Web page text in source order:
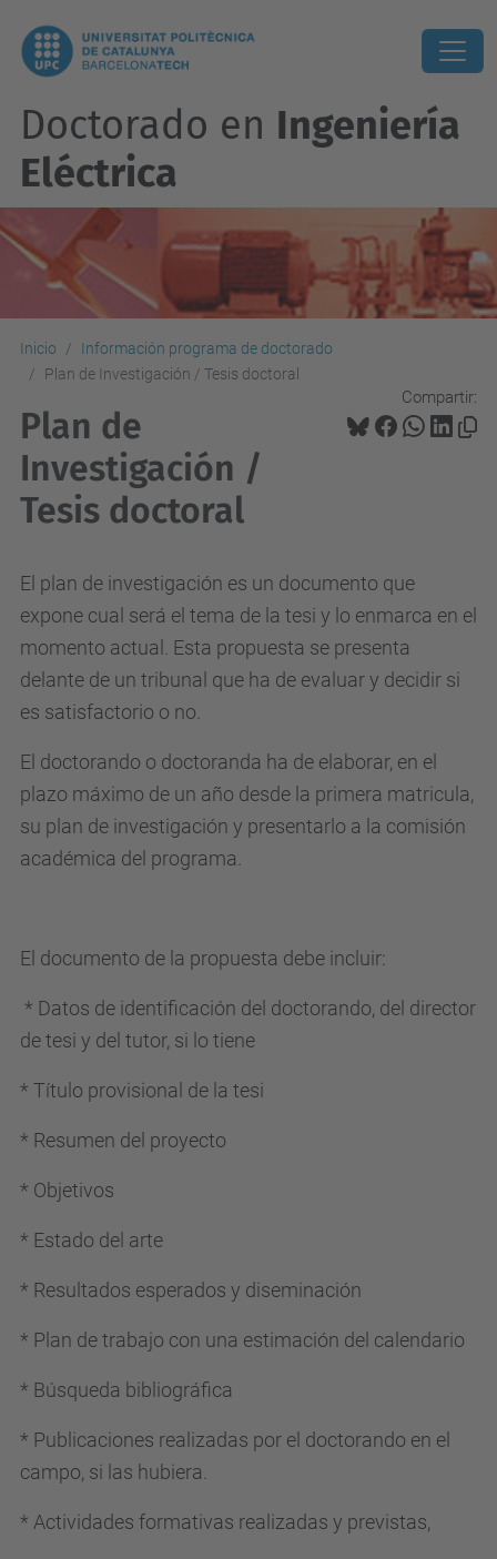
Doctorado en Ingeniería
Eléctrica
Inicio
Información programa de doctorado
Plan de Investigación / Tesis doctoral
Compartir:
Plan de
Investigación /
Tesis doctoral
El plan de investigación es un documento que
expone cual será el tema de la tesi y lo enmarca en el
momento actual. Esta propuesta se presenta
delante de un tribunal que ha de evaluar y decidir si
es satisfactorio o no.
El doctorando o doctoranda ha de elaborar, en el
plazo máximo de un año desde la primera matricula,
su plan de investigación y presentarlo a la comisión
académica del programa.
El documento de la propuesta debe incluir:
* Datos de identificación del doctorando, del director
de tesi y del tutor, si lo tiene
* Título provisional de la tesi
* Resumen del proyecto
* Objetivos
* Estado del arte
* Resultados esperados y diseminación
* Plan de trabajo con una estimación del calendario
* Búsqueda bibliográfica
* Publicaciones realizadas por el doctorando en el
campo, si las hubiera.
* Actividades formativas realizadas y previstas,